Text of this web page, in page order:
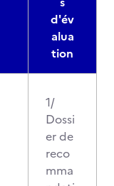
d'év
alua
tion
1/
Dossi
er de
reco
mma